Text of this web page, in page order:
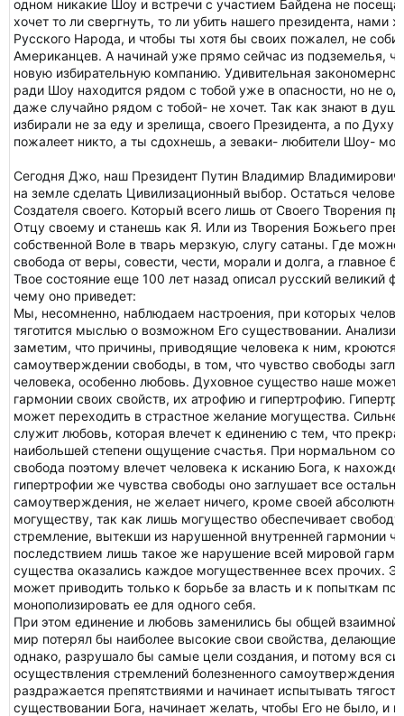
одном никакие Шоу и встречи с участием Байдена не
хочет то ли свергнуть, то ли убить нашего президента,
Русского Народа, и чтобы ты хотя бы своих пожалел, не
Американцев. А начинай уже прямо сейчас из подземелья,
новую избирательную компанию. Удивительная
ради Шоу находится рядом с тобой уже в опасности, но не
даже случайно рядом с тобой- не хочет. Так как знают в
избирали не за еду и зрелища, своего Президента, а по
пожалеет никто, а ты сдохнешь, а зеваки- любители Шоу-
Сегодня Джо, наш Президент Путин Владимир
на земле сделать Цивилизационный выбор. Остаться
Создателя своего. Который всего лишь от Своего Творения
Отцу своему и станешь как Я. Или из Творения Божьего
собственной Воле в тварь мерзкую, слугу сатаны. Где
свобода от веры, совести, чести, морали и долга, а главное
Твое состояние еще 100 лет назад описал русский великий
чему оно приведет:
Мы, несомненно, наблюдаем настроения, при которых
тяготится мыслью о возможном Его существовании.
заметим, что причины, приводящие человека к ним, кроются
самоутверждении свободы, в том, что чувство свободы
человека, особенно любовь. Духовное существо наше может
гармонии своих свойств, их атрофию и гипертрофию.
может переходить в страстное желание могущества.
служит любовь, которая влечет к единению с тем, что
наибольшей степени ощущение счастья. При нормальном
свобода поэтому влечет человека к исканию Бога, к
гипертрофии же чувства свободы оно заглушает все
самоутверждения, не желает ничего, кроме своей
могуществу, так как лишь могущество обеспечивает
стремление, вытекши из нарушенной внутренней гармонии
последствием лишь такое же нарушение всей мировой
существа оказались каждое могущественнее всех прочих.
может приводить только к борьбе за власть и к попыткам
монополизировать ее для одного себя.
При этом единение и любовь заменились бы общей
мир потерял бы наиболее высокие свои свойства, делающие
однако, разрушало бы самые цели создания, и потому вся
осуществления стремлений болезненного
раздражается препятствиями и начинает испытывать
существовании Бога, начинает желать, чтобы Его не было, и